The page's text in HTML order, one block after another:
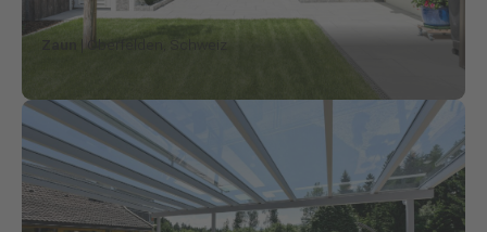
Zaun | Oberfelden, Schweiz